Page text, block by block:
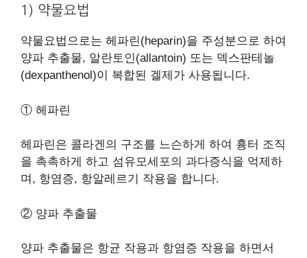
1) 약물요법
약물요법으로는 헤파린(heparin)을 주성분으로 하여
양파 추출물, 알란토인(allantoin) 또는 덱스판테놀
(dexpanthenol)이 복합된 겔제가 사용됩니다.
① 헤파린
헤파린은 콜라겐의 구조를 느슨하게 하여 흉터 조직
을 촉촉하게 하고 섬유모세포의 과다증식을 억제하
며, 항염증, 항알레르기 작용을 합니다.
② 양파 추출물
양파 추출물은 항균 작용과 항염증 작용을 하면서